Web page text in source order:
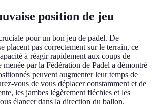
position de jeu
pour un bon jeu de padel. De
placent pas correctement sur le terrain, ce
à réagir rapidement aux coups de
par la Fédération de Padel a démontré
peuvent augmenter leur temps de
vous de vous déplacer constamment et de
les jambes légèrement fléchies et les
élancer dans la direction du ballon.